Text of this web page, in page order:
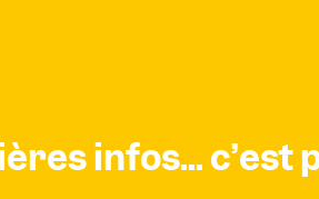
infos... c’est